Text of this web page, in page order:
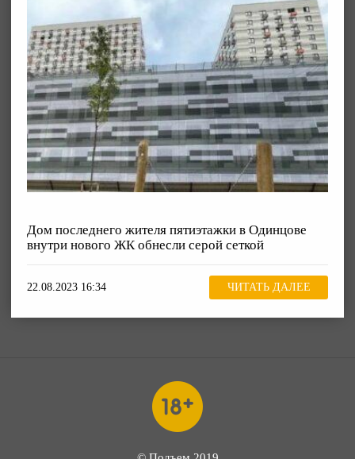
Дом последнего жителя пятиэтажки в Одинцове
внутри нового ЖК обнесли серой сеткой
22.08.2023 16:34 ЧИТАТЬ ДАЛЕЕ